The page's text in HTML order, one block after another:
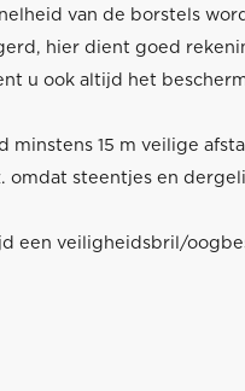
van de borstels
hier dient goed
u ook altijd het
minstens 15 m veilige
omdat steentjes en
een veiligheidsbril/